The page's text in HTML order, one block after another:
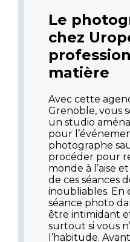
Le
chez
matière
Avec cette
Grenoble, vous
un studio
pour
photographe
procéder pour
monde à l’aise
de ces séances
inoubliables. En
séance photo
être intimidant
surtout si vous
l’habitude.